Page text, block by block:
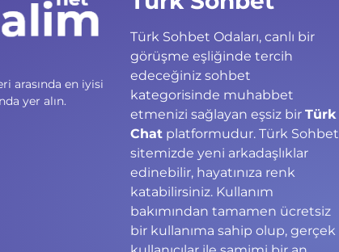
arasında en iyisi
yer alın.
Türk Sohbet Odaları, canlı bir
görüşme eşliğinde tercih
edeceğiniz sohbet
kategorisinde muhabbet
etmenizi sağlayan eşsiz bir Türk
Chat platformudur. Türk Sohbet
sitemizde yeni arkadaşlıklar
edinebilir, hayatınıza renk
katabilirsiniz. Kullanım
bakımından tamamen ücretsiz
bir kullanıma sahip olup, gerçek